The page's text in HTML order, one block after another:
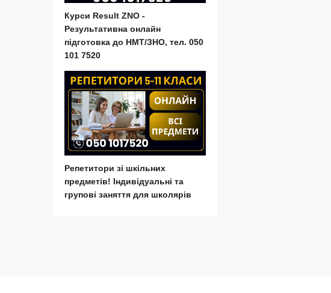
Курси Result ZNO -
Результативна онлайн
підготовка до НМТ/ЗНО, тел. 050
101 7520
Репетитори зі шкільних
предметів! Індивідуальні та
групові заняття для школярів